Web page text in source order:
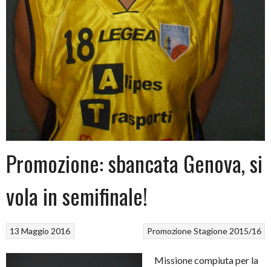
Promozione: sbancata Genova, si
vola in semifinale!
PromozioneStagione 2015/16
13 Maggio 2016
Missione compiuta per la